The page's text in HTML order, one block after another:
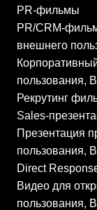
PR-фильмы
PR/CRM-
внешнего
пользования,
Рекрутинг
Sales-
Презентация
пользования,
Direct
Видео для
пользования,